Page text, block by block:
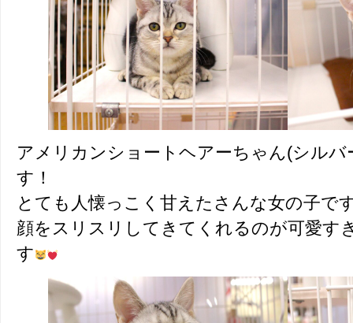
アメリカンショートヘアーちゃん(シルバ
す！
とても人懐っこく甘えたさんな女の子で
顔をスリスリしてきてくれるのが可愛す
す